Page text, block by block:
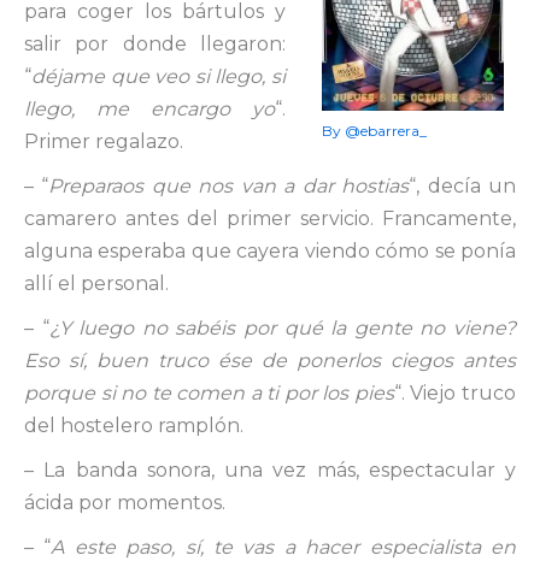
By @ebarrera_
para coger los bártulos y
salir por donde llegaron:
“déjame que veo si llego, si
llego, me encargo yo“.
Primer regalazo.
– “Preparaos que nos van a dar hostias“, decía un
camarero antes del primer servicio. Francamente,
alguna esperaba que cayera viendo cómo se ponía
allí el personal.
– “¿Y luego no sabéis por qué la gente no viene?
Eso sí, buen truco ése de ponerlos ciegos antes
porque si no te comen a ti por los pies“. Viejo truco
del hostelero ramplón.
– La banda sonora, una vez más, espectacular y
ácida por momentos.
– “A este paso, sí, te vas a hacer especialista en